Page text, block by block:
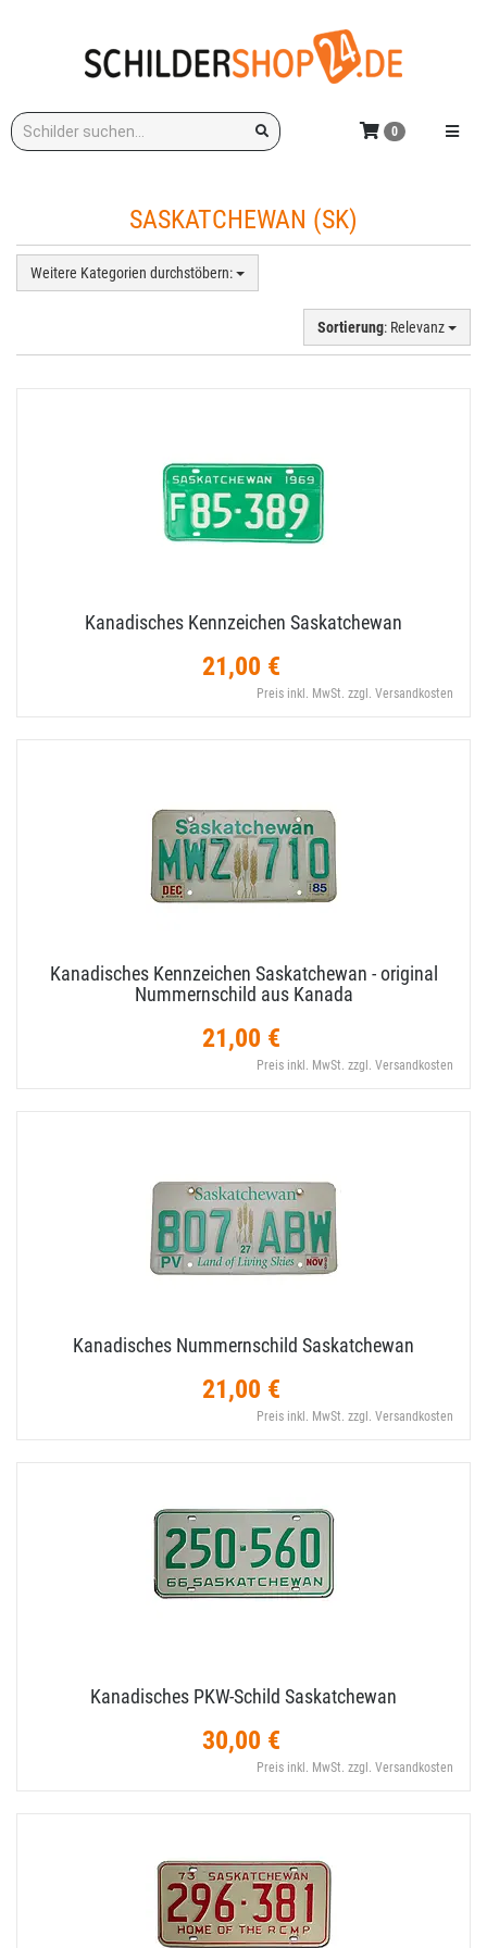
Stichwort: Menü
0
SASKATCHEWAN (SK)
Weitere Kategorien durchstöbern:
Sortierung: Relevanz
Kanadisches Kennzeichen Saskatchewan
21,00 €
Preis inkl. MwSt. zzgl. Versandkosten
Kanadisches Kennzeichen Saskatchewan - original
Nummernschild aus Kanada
21,00 €
Preis inkl. MwSt. zzgl. Versandkosten
Kanadisches Nummernschild Saskatchewan
21,00 €
Preis inkl. MwSt. zzgl. Versandkosten
Kanadisches PKW-​Schild Saskatchewan
30,00 €
Preis inkl. MwSt. zzgl. Versandkosten